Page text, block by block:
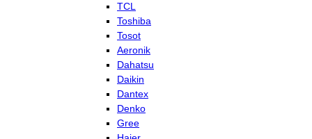
TCL
Toshiba
Tosot
Aeronik
Dahatsu
Daikin
Dantex
Denko
Gree